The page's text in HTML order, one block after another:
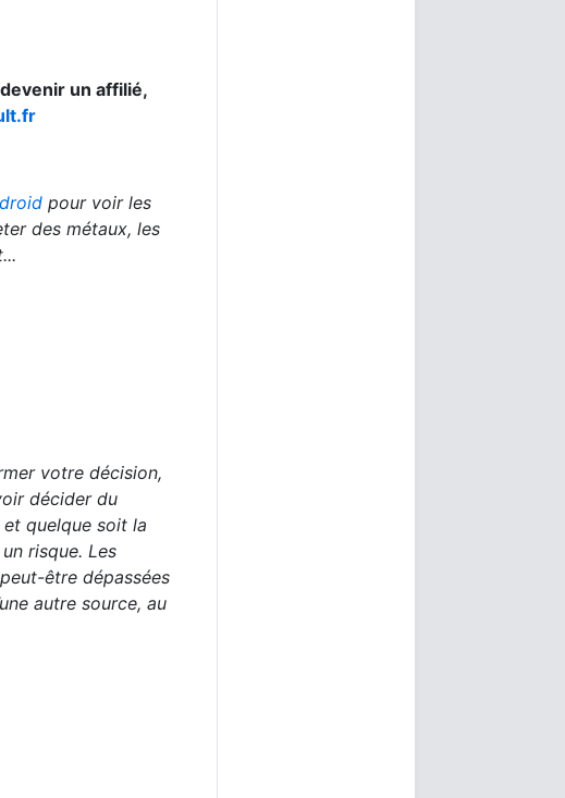
un affilié,
pour voir les
des métaux, les
votre décision,
décider du
quelque soit la
risque. Les
être dépassées
autre source, au